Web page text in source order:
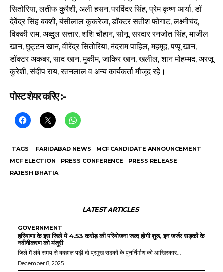
सितोरिया, लतीफ कुरैशी, अली हसन, परविंदर सिंह, प्रेम कृष्ण आर्या, डॉ
देवेंद्र सिंह बक्शी, बंसीलाल कुकरेजा, डॉक्टर सतीश फोगाट, लक्ष्मीचंद,
विक्की राम, अब्दुल सत्तार, शशि चौहान, सोनू, सरदार रनजोत सिंह, माजील
खान, छुट्टन खान, वीरेंद्र सितोरिया, नंदराम पाहिल, महमूद, पप्पू खान,
डॉक्टर अकबर, साद खान, मुकीम, जाकिर खान, खलील, शान मोहम्मद, अरजू
कुरेशी, संदीप राय, रतनलाल व अन्य कार्यकर्ता मौजूद रहे।
पोस्ट शेयर करिए :-
TAGS FARIDABAD NEWS
MCF CANDIDATE ANNOUNCEMENT
MCF ELECTION
PRESS CONFERENCE
PRESS RELEASE
RAJESH BHATIA
LATEST ARTICLES
GOVERNMENT
हरियाणा के इस जिले में 4.53 करोड़ की परियोजना जल्द होगी शुरू, इन जर्जर सड़कों के
नवीनीकरण को मंजूरी
जिले में लंबे समय से बदहाल पड़ी दो प्रमुख सड़कों के पुनर्निर्माण को आखिरकार...
December 8, 2025